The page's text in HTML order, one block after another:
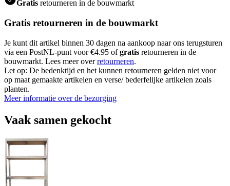
Gratis retourneren in de bouwmarkt
Gratis retourneren in de bouwmarkt
Je kunt dit artikel binnen 30 dagen na aankoop naar ons terugsturen
via een PostNL-punt voor €4.95 ofgratis retourneren in de
bouwmarkt. Lees meer overretourneren.
Let op: De bedenktijd en het kunnen retourneren gelden niet voor
op maat gemaakte artikelen en verse/ bederfelijke artikelen zoals
planten.
Meer informatie over de bezorging
Vaak samen gekocht